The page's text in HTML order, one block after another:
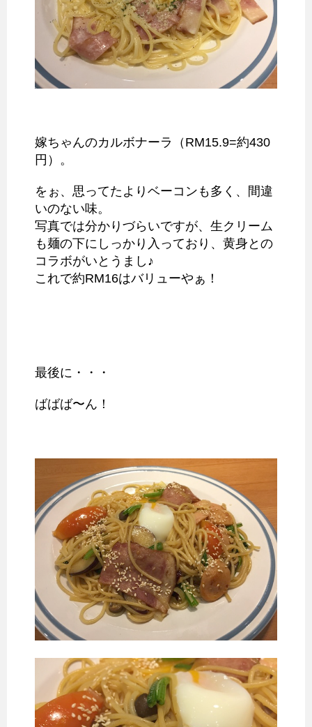
嫁ちゃんのカルボナーラ（RM15.9=約430
円）。
をぉ、思ってたよりベーコンも多く、間違
いのない味。
写真では分かりづらいですが、生クリーム
も麺の下にしっかり入っており、黄身との
コラボがいとうまし♪
これで約RM16はバリューやぁ！
最後に・・・
ばばば〜ん！